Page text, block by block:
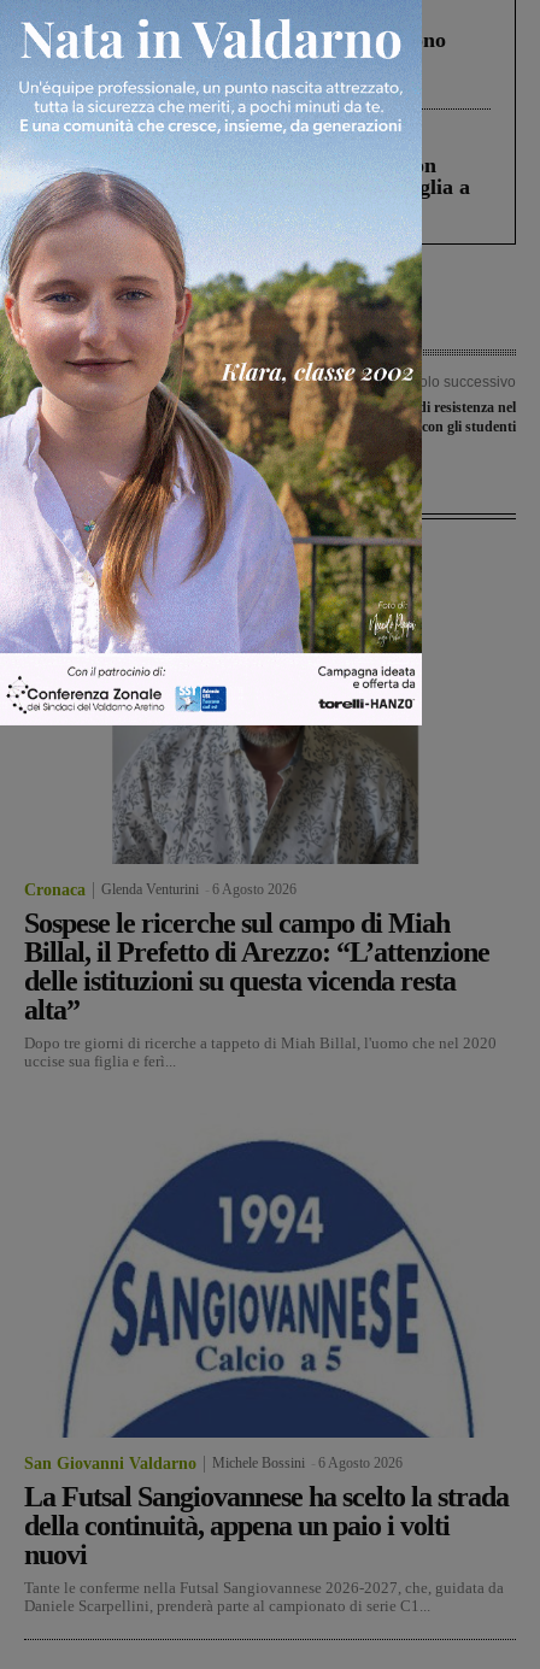
Cronaca
Un anno fa la strage in A1 in cui morirono
Gianni, Giulia e Franco. Lo schianto, il
processo, lo stop ai sorpassi fra tir....
Cronaca 3 Agosto 2026
Scomparso da una struttura di Castiglion
Fiorentino l’uomo che aveva ucciso la figlia a
Levane nel 2020
Articolo precedente
Le strade della Croazia nell’agenda di
Vincenzo Albanese
Articolo successivo
25 aprile: memorie di resistenza nel
Valdarno. Incontro con gli studenti
Ultime Notizie
Cronaca Glenda Venturini 6 Agosto 2026
Sospese le ricerche sul campo di Miah
Billal, il Prefetto di Arezzo: “L’attenzione
delle istituzioni su questa vicenda resta
alta”
Dopo tre giorni di ricerche a tappeto di Miah Billal, l'uomo che nel 2020
uccise sua figlia e ferì...
San Giovanni Valdarno Michele Bossini 6 Agosto 2026
La Futsal Sangiovannese ha scelto la strada
della continuità, appena un paio i volti
nuovi
Tante le conferme nella Futsal Sangiovannese 2026-2027, che, guidata da
Daniele Scarpellini, prenderà parte al campionato di serie C1...